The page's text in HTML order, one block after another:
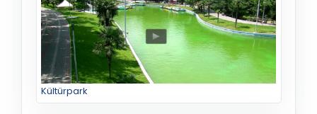
Kültürpark